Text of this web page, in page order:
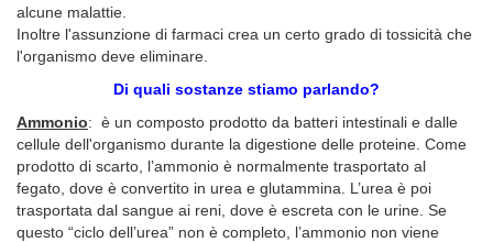
alcune malattie.
Inoltre l'assunzione di farmaci crea un certo grado di tossicità che
l'organismo deve eliminare.
Di quali sostanze stiamo parlando?
Ammonio: è un composto prodotto da batteri intestinali e dalle
cellule dell'organismo durante la digestione delle proteine. Come
prodotto di scarto, l’ammonio è normalmente trasportato al
fegato, dove è convertito in urea e glutammina. L’urea è poi
trasportata dal sangue ai reni, dove è escreta con le urine. Se
questo “ciclo dell’urea” non è completo, l’ammonio non viene